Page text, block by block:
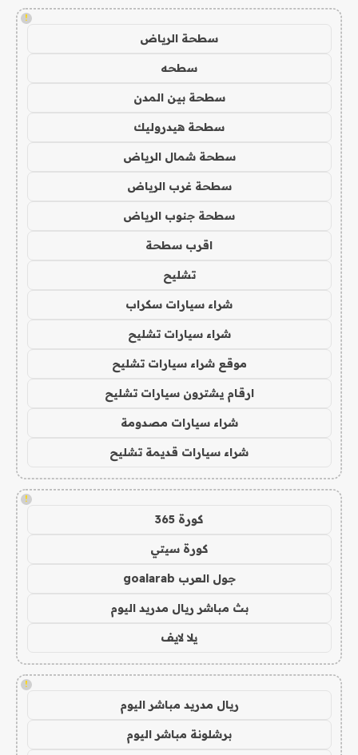
!
سطحة الرياض
سطحه
سطحة بين المدن
سطحة هيدروليك
سطحة شمال الرياض
سطحة غرب الرياض
سطحة جنوب الرياض
اقرب سطحة
تشليح
شراء سيارات سكراب
شراء سيارات تشليح
موقع شراء سيارات تشليح
ارقام يشترون سيارات تشليح
شراء سيارات مصدومة
شراء سيارات قديمة تشليح
!
كورة 365
كورة سيتي
جول العرب goalarab
بث مباشر ريال مدريد اليوم
يلا لايف
!
ريال مدريد مباشر اليوم
برشلونة مباشر اليوم